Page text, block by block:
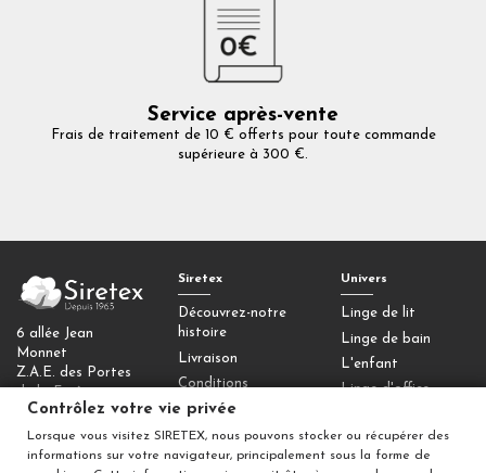
Service après-vente
Frais de traitement de 10 € offerts pour toute commande
supérieure à 300 €.
6 allée Jean
Monnet
Z.A.E. des Portes
77090 Collégien
Contactez-nous
Siretex
Découvrez-notre
histoire
Livraison
Conditions
générales de vente
Mentions légales
Univers
Linge de lit
Linge de bain
L'enfant
Linge d'office
Déco
Contrôlez votre vie privée
Lorsque vous visitez SIRETEX, nous pouvons stocker ou récupérer des
informations sur votre navigateur, principalement sous la forme de